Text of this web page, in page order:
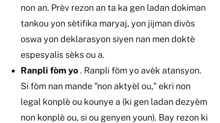
non an. Prèv rezon an ta ka gen ladan dokiman
tankou yon sètifika maryaj, yon jijman divòs
oswa yon deklarasyon siyen nan men doktè
espesyalis sèks ou a.
Ranpli fòm yo. Ranpli fòm yo avèk atansyon.
Si fòm nan mande "non aktyèl ou," ekri non
legal konplè ou kounye a (ki gen ladan dezyèm
non konplè ou, si ou genyen youn). Bay rezon ki